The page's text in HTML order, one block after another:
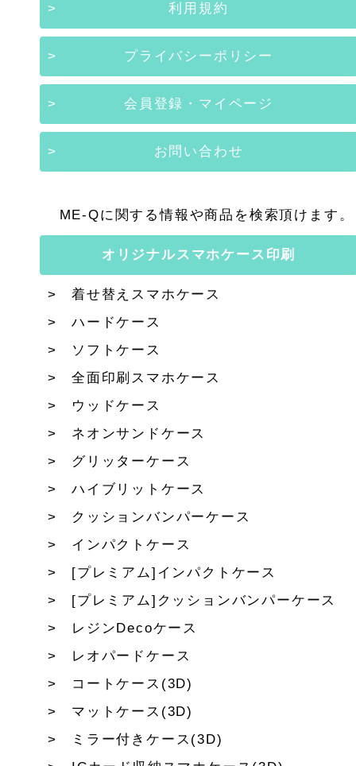
利用規約
プライバシーポリシー
会員登録・マイページ
お問い合わせ
ME-Qに関する情報や商品を検索頂けます。
オリジナルスマホケース印刷
着せ替えスマホケース
ハードケース
ソフトケース
全面印刷スマホケース
ウッドケース
ネオンサンドケース
グリッターケース
ハイブリットケース
クッションバンパーケース
インパクトケース
[プレミアム]インパクトケース
[プレミアム]クッションバンパーケース
レジンDecoケース
レオパードケース
コートケース(3D)
マットケース(3D)
ミラー付きケース(3D)